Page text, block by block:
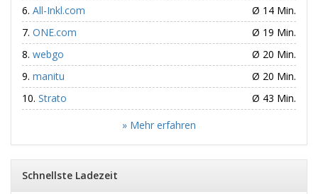
All-Inkl.com
Ø 14 Min.
ONE.com
Ø 19 Min.
webgo
Ø 20 Min.
manitu
Ø 20 Min.
Strato
Ø 43 Min.
» Mehr erfahren
Schnellste Ladezeit